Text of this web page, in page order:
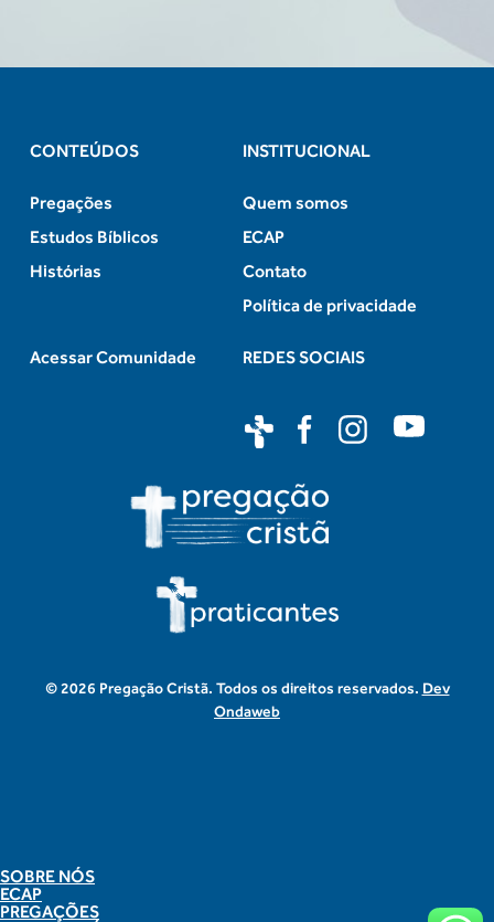
CONTEÚDOS
Pregações
Estudos Bíblicos
Histórias
INSTITUCIONAL
Quem somos
ECAP
Contato
Política de privacidade
Acessar Comunidade REDES SOCIAIS
© 2026 Pregação Cristã. Todos os direitos reservados. Dev
Ondaweb
SOBRE NÓS
ECAP
PREGAÇÕES